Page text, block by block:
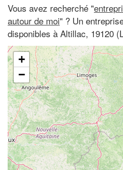
Vous avez recherché "
autour de moi" ? Un
disponibles à Altillac, 19120
+
−